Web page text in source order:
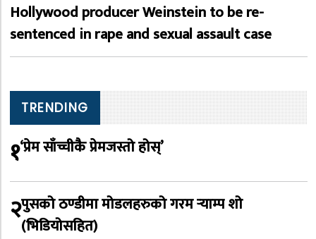
Hollywood producer Weinstein to be re-
sentenced in rape and sexual assault case
TRENDING
१‘प्रेम साँच्चीकै प्रेमजस्तो होस्’
२पुसको ठण्डीमा मोडलहरुको गरम र्‍याम्प शो
(भिडियोसहित)